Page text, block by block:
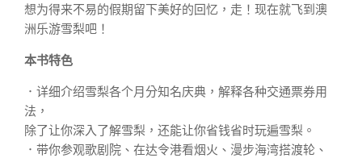
想为得来不易的假期留下美好的回忆，走！现在就飞到澳
洲乐游雪梨吧！
本书特色
．详细介绍雪梨各个月分知名庆典，解释各种交通票券用
法，
除了让你深入了解雪梨，还能让你省钱省时玩遍雪梨。
．带你参观歌剧院、在达令港看烟火、漫步海湾搭渡轮、